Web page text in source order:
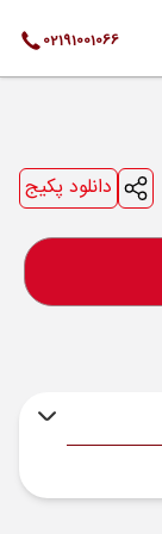
02191001066
دانلود پکیج